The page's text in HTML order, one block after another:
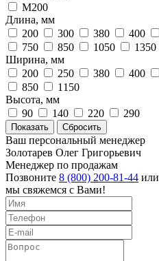
М200
Длина, мм
200
300 380 400
750
850 1050
1350
Ширина, мм
200
250 380 400
850
1150
Высота, мм
90
140 220 290
Ваш персональный менеджер
Золотарев Олег Григорьевич
Менеджер по продажам
Позвоните 8 (800) 200-81-44
мы свяжемся с Вами!